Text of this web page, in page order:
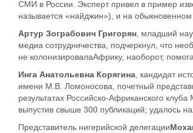
СМИ в России. Эксперт привел в пример
называется «найджин»), и на
Артур Зограбович Григорян , младший
медиа сотрудничества, подчеркнул, что
не колонизировалаАфрику, наоборот,
Инга Анатольевна Корягина , кандидат и
имени М.В. Ломоносова, почетный
результатах Российско-Африканского клуба
выпустив свыше 300 публикаций; удалось
Представитель нигерийской делегации